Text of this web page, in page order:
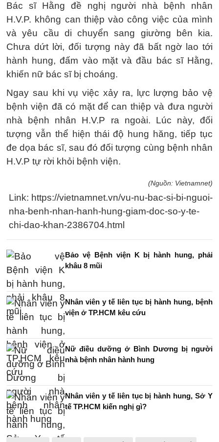
Bác sĩ Hằng đề nghị người nhà bệnh nhân
H.V.P. không can thiệp vào công việc của mình
và yêu cầu di chuyển sang giường bên kia.
Chưa dứt lời, đối tượng này đã bất ngờ lao tới
hành hung, đấm vào mặt và đầu bác sĩ Hằng,
khiến nữ bác sĩ bị choáng.
Ngay sau khi vụ việc xảy ra, lực lượng bảo vệ
bệnh viện đã có mặt để can thiệp và đưa người
nhà bệnh nhân H.V.P ra ngoài. Lúc này, đối
tượng vẫn thể hiện thái độ hung hăng, tiếp tục
đe dọa bác sĩ, sau đó đối tượng cùng bệnh nhân
H.V.P tự rời khỏi bệnh viện.
(Nguồn: Vietnamnet)
Link: https://vietnamnet.vn/vu-nu-bac-si-bi-nguoi-
nha-benh-nhan-hanh-hung-giam-doc-so-y-te-
chi-dao-khan-2386704.html
Bảo vệ Bệnh viện K bị hành hung, phải
khâu 8 mũi
Nhân viên y tế liên tục bị hành hung, bệnh
viện ở TP.HCM kêu cứu
Nữ điều dưỡng ở Bình Dương bị người
nhà bệnh nhân hành hung
Nhân viên y tế liên tục bị hành hung, Sở Y
tế TP.HCM kiến nghị gì?